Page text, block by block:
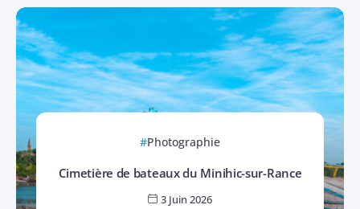
Photographie
Cimetière de bateaux du Minihic-sur-Rance
3 Juin 2026